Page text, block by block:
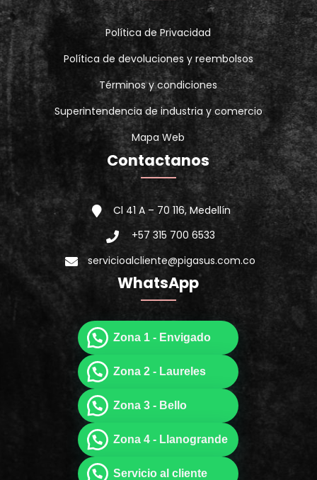
Política de Privacidad
Política de devoluciones y reembolsos
Términos y condiciones
Superintendencia de industria y comercio
Mapa Web
Contactanos
Cl 41 A – 70 116, Medellín
+57 315 700 6533
servicioalcliente@pigasus.com.co
WhatsApp
Zona 1 - Envigado
Zona 2 - Laureles
Zona 3 - Bello
Zona 4 - Llanogrande
Servicio al cliente